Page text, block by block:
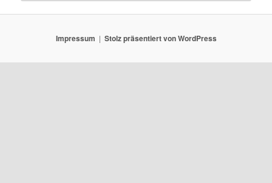
Impressum Stolz präsentiert von WordPress